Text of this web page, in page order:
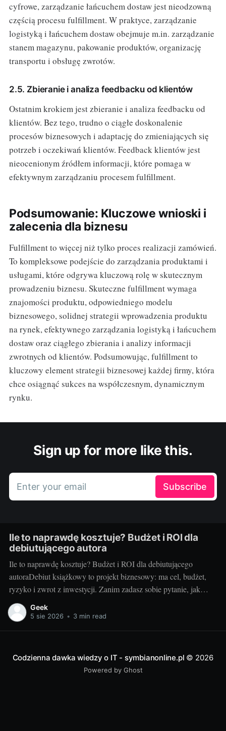
cyfrowe, zarządzanie łańcuchem dostaw jest nieodzowną
częścią procesu fulfillment. W praktyce, zarządzanie
logistyką i łańcuchem dostaw obejmuje m.in. zarządzanie
stanem magazynu, pakowanie produktów, organizację
transportu i obsługę zwrotów.
2.5. Zbieranie i analiza feedbacku od klientów
Ostatnim krokiem jest zbieranie i analiza feedbacku od
klientów. Bez tego, trudno o ciągłe doskonalenie
procesów biznesowych i adaptację do zmieniających się
potrzeb i oczekiwań klientów. Feedback klientów jest
nieocenionym źródłem informacji, które pomaga w
efektywnym zarządzaniu procesem fulfillment.
Podsumowanie: Kluczowe wnioski i
zalecenia dla biznesu
Fulfillment to więcej niż tylko proces realizacji zamówień.
To kompleksowe podejście do zarządzania produktami i
usługami, które odgrywa kluczową rolę w skutecznym
prowadzeniu biznesu. Skuteczne fulfillment wymaga
znajomości produktu, odpowiedniego modelu
biznesowego, solidnej strategii wprowadzenia produktu
na rynek, efektywnego zarządzania logistyką i łańcuchem
dostaw oraz ciągłego zbierania i analizy informacji
zwrotnych od klientów. Podsumowując, fulfillment to
kluczowy element strategii biznesowej każdej firmy, która
chce osiągnąć sukces na współczesnym, dynamicznym
rynku.
Sign up for more like this.
Enter your email Subscribe
Ile to naprawdę kosztuje? Budżet i ROI dla
debiutującego autora
Ile to naprawdę kosztuje? Budżet i ROI dla debiutującego
autoraDebiut książkowy to projekt biznesowy: ma cel, budżet,
ryzyko i zwrot z inwestycji. Zanim zadasz sobie pytanie, jak
wydać książkę, policz koszty i sprawdź, kiedy inwestycja się
spina. Ten przewodnik pokazuje, jak świadomie ułożyć budżet,
Geek
5 sie 2026 • 3 min read
Codzienna dawka wiedzy o IT - symbianonline.pl © 2026
Powered by Ghost